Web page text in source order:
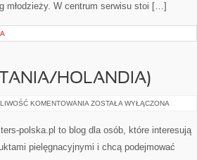
młodzieży. W centrum serwisu stoi […]
HOLANDIA)
KOMENTOWANIA UNILEVER
ZOSTAŁA WYŁĄCZONA
polska.pl to blog dla osób, które interesują
pielęgnacyjnymi i chcą podejmować